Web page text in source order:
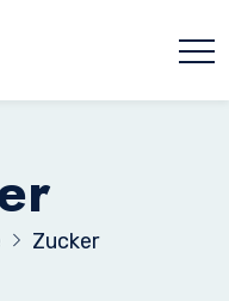
Zucker